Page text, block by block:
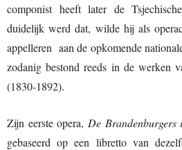
componist heeft later de
duidelijk werd dat, wilde hij als
appelleren aan de opkomende
zodanig bestond reeds in de werken
(1830-1892).
Zijn eerste opera, De Brandenburgers
gebaseerd op een libretto van